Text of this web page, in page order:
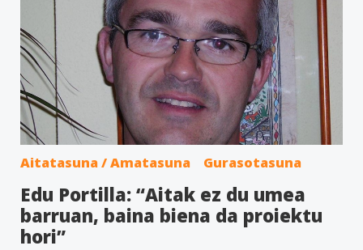
Aitatasuna / Amatasuna Gurasotasuna
Edu Portilla: “Aitak ez du umea
barruan, baina biena da proiektu
hori”